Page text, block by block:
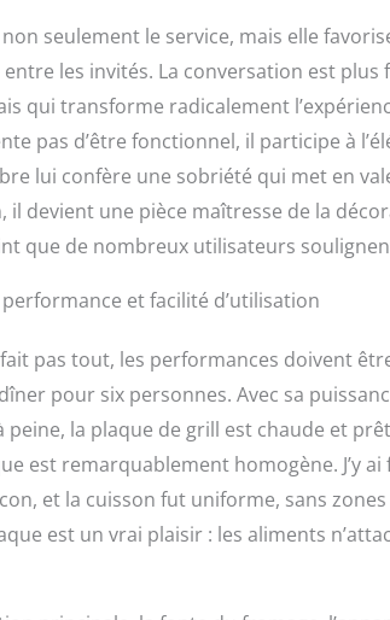
seulement le service, mais elle
les invités. La conversation est plus
qui transforme radicalement
pas d’être fonctionnel, il participe à
lui confère une sobriété qui met en
il devient une pièce maîtresse de la
que de nombreux utilisateurs
performance et facilité d’utilisation
pas tout, les performances doivent
pour six personnes. Avec sa
peine, la plaque de grill est chaude et
est remarquablement homogène. J’y
et la cuisson fut uniforme, sans
est un vrai plaisir : les aliments